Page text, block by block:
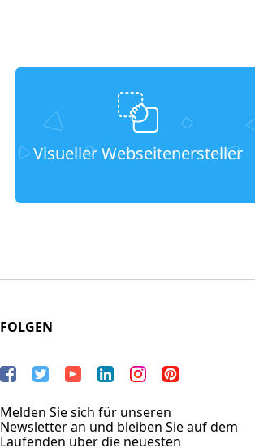
Visueller Webseitenersteller
FOLGEN
Melden Sie sich für unseren
Newsletter an und bleiben Sie auf dem
Laufenden über die neuesten